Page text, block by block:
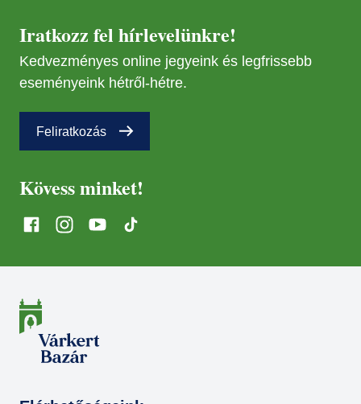
11
Iratkozz fel hírlevelünkre!
Kedvezményes online jegyeink és legfrissebb
eseményeink hétről-hétre.
Feliratkozás
Kövess minket!